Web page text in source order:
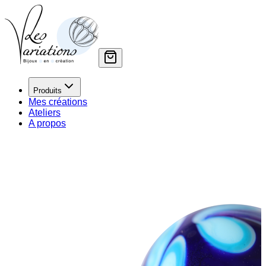
Produits
Mes créations
Ateliers
A propos